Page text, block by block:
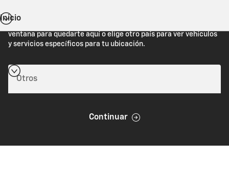
Estás viendo Chevrolet.com (Estados Unidos). Cierra esta
ventana para quedarte aquí o elige otro país para ver vehículos
y servicios específicos para tu ubicación.
Continuar
Inicio